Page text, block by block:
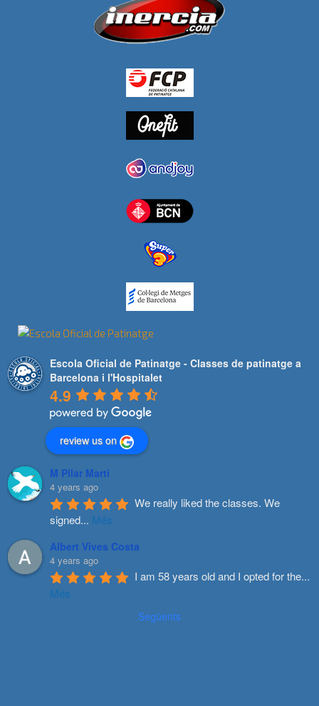
Escola Oficial de Patinatge - Classes de patinatge a
Barcelona i l'Hospitalet
4.9
review us on
M Pilar Marti
4 years ago
We really liked the classes. We
signed... Més
Albert Vives Costa
4 years ago
I am 58 years old and I opted for the...
Més
Següents